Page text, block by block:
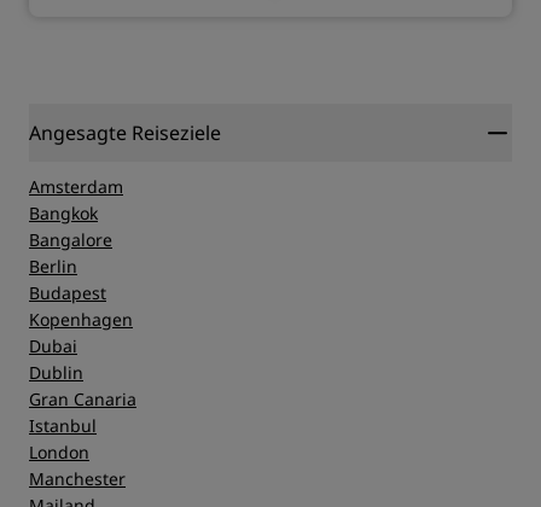
Angesagte Reiseziele
Amsterdam
Bangkok
Bangalore
Berlin
Budapest
Kopenhagen
Dubai
Dublin
Gran Canaria
Istanbul
London
Manchester